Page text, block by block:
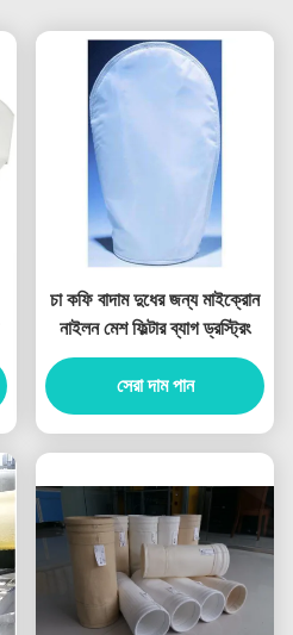
চা কফি বাদাম দুধের জন্য মাইক্রোন
নাইলন মেশ ফিল্টার ব্যাগ ড্রস্ট্রিং
সেরা দাম পান